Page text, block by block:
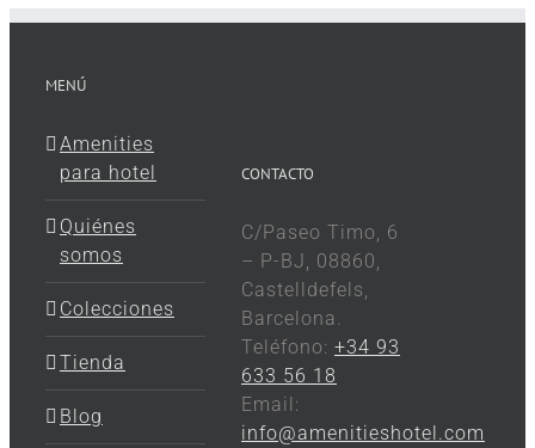
MENÚ
Amenities
para hotel
Quiénes
somos
Colecciones
Tienda
Blog
CONTACTO
C/Paseo Timo, 6
– P-BJ, 08860,
Castelldefels,
Barcelona.
Teléfono: +34 93
633 56 18
Email:
info@amenitieshotel.com